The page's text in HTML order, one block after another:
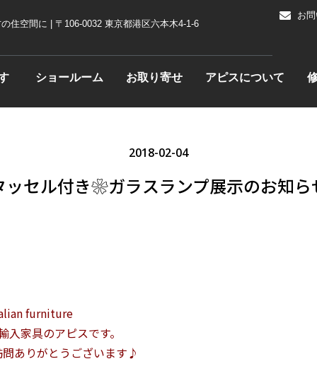
住空間に | 〒106-0032 東京都港区六本木4-1-6
お
Open 家具を探す
ショールーム お取り寄せ アピスについて
2018-02-04
ッセル付き❀ガラスランプ展示のお知ら
furniture
入家具のアピスです。
ありがとうございます♪